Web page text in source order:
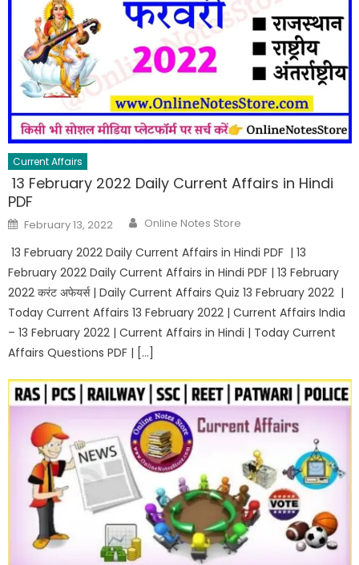
Current Affairs
13 February 2022 Daily Current Affairs in Hindi
PDF
February 13, 2022 Online Notes Store
13 February 2022 Daily Current Affairs in Hindi PDF | 13
February 2022 Daily Current Affairs in Hindi PDF | 13 February
2022 करंट अफेयर्स | Daily Current Affairs Quiz 13 February 2022 |
Today Current Affairs 13 February 2022 | Current Affairs India
– 13 February 2022 | Current Affairs in Hindi | Today Current
Affairs Questions PDF | […]